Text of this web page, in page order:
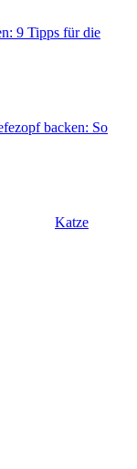
9 Tipps für die
backen: So
Katze